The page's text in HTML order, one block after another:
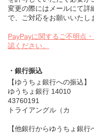
変更の際にはメールにて詳
で、ご対応をお願いいたし
PayPayに関するご不明点
認ください。
・銀行振込
【ゆうちょ銀行への振込】
ゆうちょ銀行 14010
43760191
トライアングル（カ
【他銀行からゆうちょ銀行